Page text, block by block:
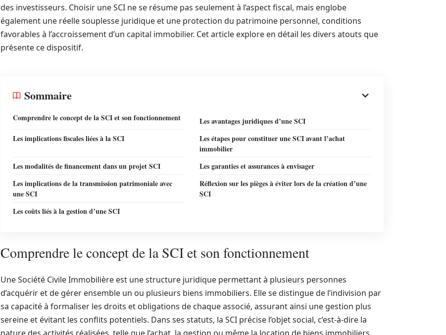
des investisseurs. Choisir une SCI ne se résume pas seulement à l’aspect fiscal, mais englobe
également une réelle souplesse juridique et une protection du patrimoine personnel, conditions
favorables à l’accroissement d’un capital immobilier. Cet article explore en détail les divers atouts que
présente ce dispositif.
Sommaire
Comprendre le concept de la SCI et son fonctionnement
Les avantages juridiques d’une SCI
Les implications fiscales liées à la SCI
Les étapes pour constituer une SCI avant l’achat
immobilier
Les modalités de financement dans un projet SCI
Les garanties et assurances à envisager
Les implications de la transmission patrimoniale avec
une SCI
Réflexion sur les pièges à éviter lors de la création d’une
SCI
Les coûts liés à la gestion d’une SCI
Comprendre le concept de la SCI et son fonctionnement
Une Société Civile Immobilière est une structure juridique permettant à plusieurs personnes
d’acquérir et de gérer ensemble un ou plusieurs biens immobiliers. Elle se distingue de l’indivision par
sa capacité à formaliser les droits et obligations de chaque associé, assurant ainsi une gestion plus
sereine et évitant les conflits potentiels. Dans ses statuts, la SCI précise l’objet social, c’est-à-dire la